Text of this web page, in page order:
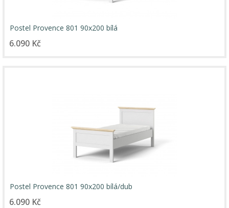
Postel Provence 801 90x200 bílá
6.090 Kč
Postel Provence 801 90x200 bílá/dub
6.090 Kč